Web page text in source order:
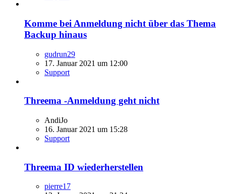
Komme bei Anmeldung nicht über das Thema
Backup hinaus
gudrun29
17. Januar 2021 um 12:00
Support
Threema -Anmeldung geht nicht
AndiJo
16. Januar 2021 um 15:28
Support
Threema ID wiederherstellen
pierre17